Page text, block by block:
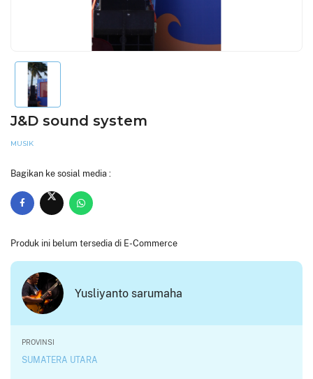
J&D sound system
MUSIK
Bagikan ke sosial media :
Produk ini belum tersedia di E-Commerce
Yusliyanto sarumaha
PROVINSI
SUMATERA UTARA